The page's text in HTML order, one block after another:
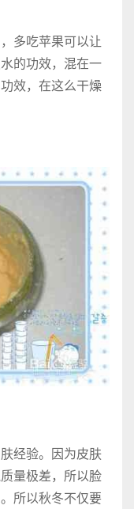
多吃苹果可以让
的功效，混在一
效，在这么干燥
经验。因为皮肤
量极差，所以脸
所以秋冬不仅要